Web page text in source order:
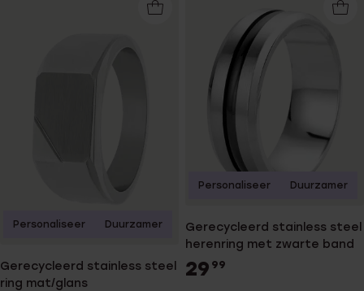
Gerecycleerd stainless steel
ring mat/glans
Personaliseer Duurzamer
Gerecycleerd stainless steel
herenring met zwarte band
29 99
Personaliseer Duurzamer